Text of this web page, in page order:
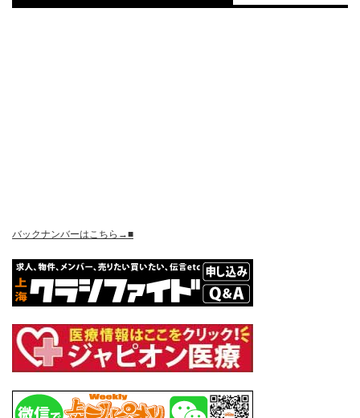
バックナンバーはこちら→■